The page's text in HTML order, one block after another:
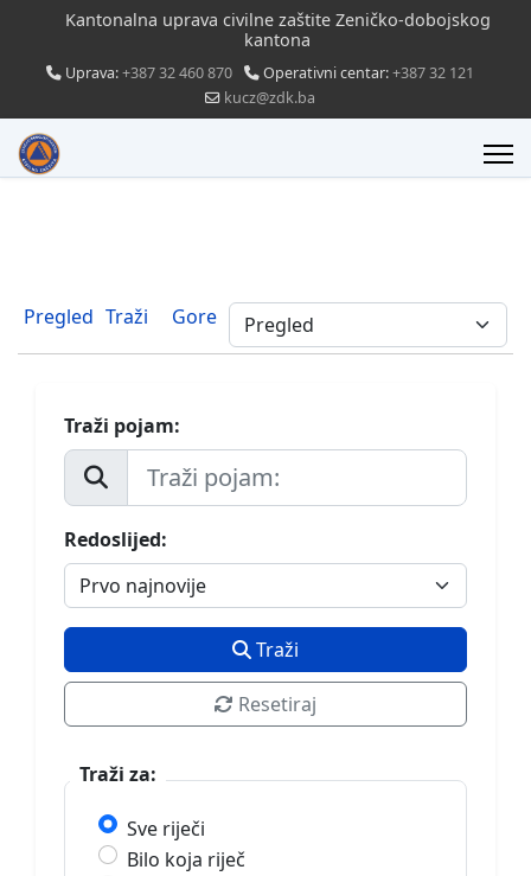
Kantonalna uprava civilne zaštite Zeničko-dobojskog
kantona
Uprava:+387 32 460 870 Operativni centar:+387 32 121
kucz@zdk.ba
Pregled Traži Gore
Traži pojam:
Redoslijed:
Traži
Resetiraj
Traži za:
Sve riječi
Bilo koja riječ